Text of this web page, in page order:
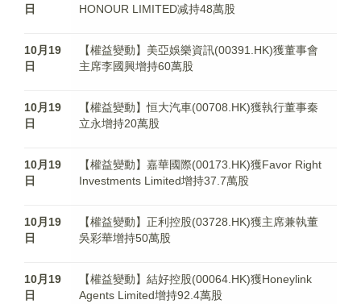
日
HONOUR LIMITED减持48萬股
10月19
日
【權益變動】美亞娛樂資訊(00391.HK)獲董事會
主席李國興增持60萬股
10月19
日
【權益變動】恒大汽車(00708.HK)獲執行董事秦
立永增持20萬股
10月19
日
【權益變動】嘉華國際(00173.HK)獲Favor Right
Investments Limited增持37.7萬股
10月19
日
【權益變動】正利控股(03728.HK)獲主席兼執董
吳彩華增持50萬股
10月19
日
【權益變動】結好控股(00064.HK)獲Honeylink
Agents Limited增持92.4萬股